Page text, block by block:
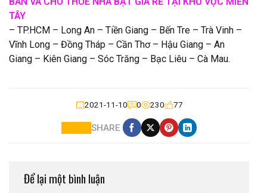
TÂY
– TP.HCM – Long An – Tiền Giang – Bến Tre – Trà Vinh –
Vĩnh Long – Đồng Tháp – Cần Thơ – Hậu Giang – An
Giang – Kiên Giang – Sóc Trăng – Bạc Liêu – Cà Mau.
2021-11-10 0 230 77
SHARE
Để lại một bình luận